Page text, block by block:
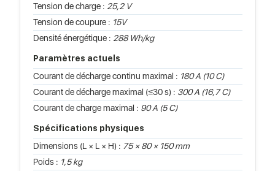
Tension de charge : 25,2 V
Tension de coupure : 15V
Densité énergétique : 288 Wh/kg
Paramètres actuels
Courant de décharge continu maximal : 180 A (10 C)
Courant de décharge maximal (≤30 s) : 300 A (16,7 C)
Courant de charge maximal : 90 A (5 C)
Spécifications physiques
Dimensions (L × L × H) : 75 × 80 × 150 mm
Poids : 1,5 kg